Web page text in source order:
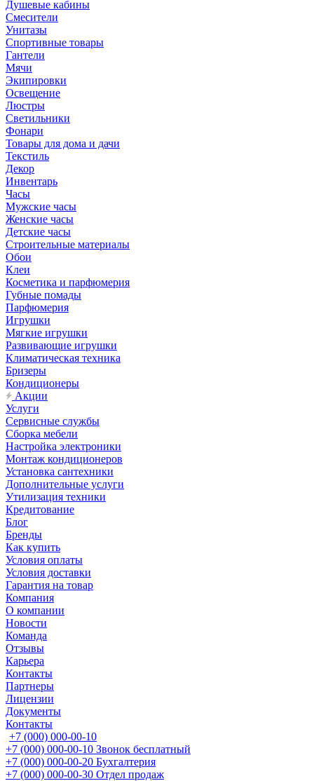
Душевые кабины
Смесители
Унитазы
Спортивные товары
Гантели
Мячи
Экипировки
Освещение
Люстры
Светильники
Фонари
Товары для дома и дачи
Текстиль
Декор
Инвентарь
Часы
Мужские часы
Женские часы
Детские часы
Строительные материалы
Обои
Клеи
Косметика и парфюмерия
Губные помады
Парфюмерия
Игрушки
Мягкие игрушки
Развивающие игрушки
Климатическая техника
Бризеры
Кондиционеры
Акции
Услуги
Сервисные службы
Сборка мебели
Настройка электроники
Монтаж кондиционеров
Установка сантехники
Дополнительные услуги
Утилизация техники
Кредитование
Блог
Бренды
Как купить
Условия оплаты
Условия доставки
Гарантия на товар
Компания
О компании
Новости
Команда
Отзывы
Карьера
Контакты
Партнеры
Лицензии
Документы
Контакты
+7 (000) 000-00-10
+7 (000) 000-00-10 Звонок бесплатный
+7 (000) 000-00-20 Бухгалтерия
+7 (000) 000-00-30 Отдел продаж